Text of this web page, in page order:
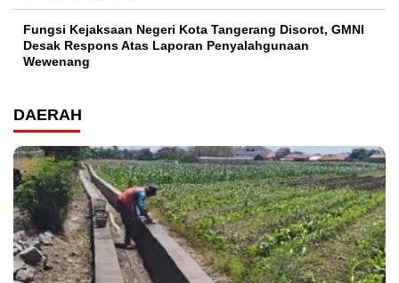
Fungsi Kejaksaan Negeri Kota Tangerang Disorot, GMNI
Desak Respons Atas Laporan Penyalahgunaan
Wewenang
DAERAH